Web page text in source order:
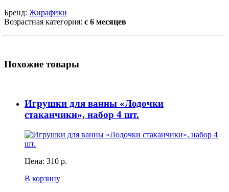
Бренд: Жирафики
Возрастная категория: с 6 месяцев
Похожие товары
Игрушки для ванны «Лодочки
стаканчики», набор 4 шт.
Цена: 310 р.
В корзину